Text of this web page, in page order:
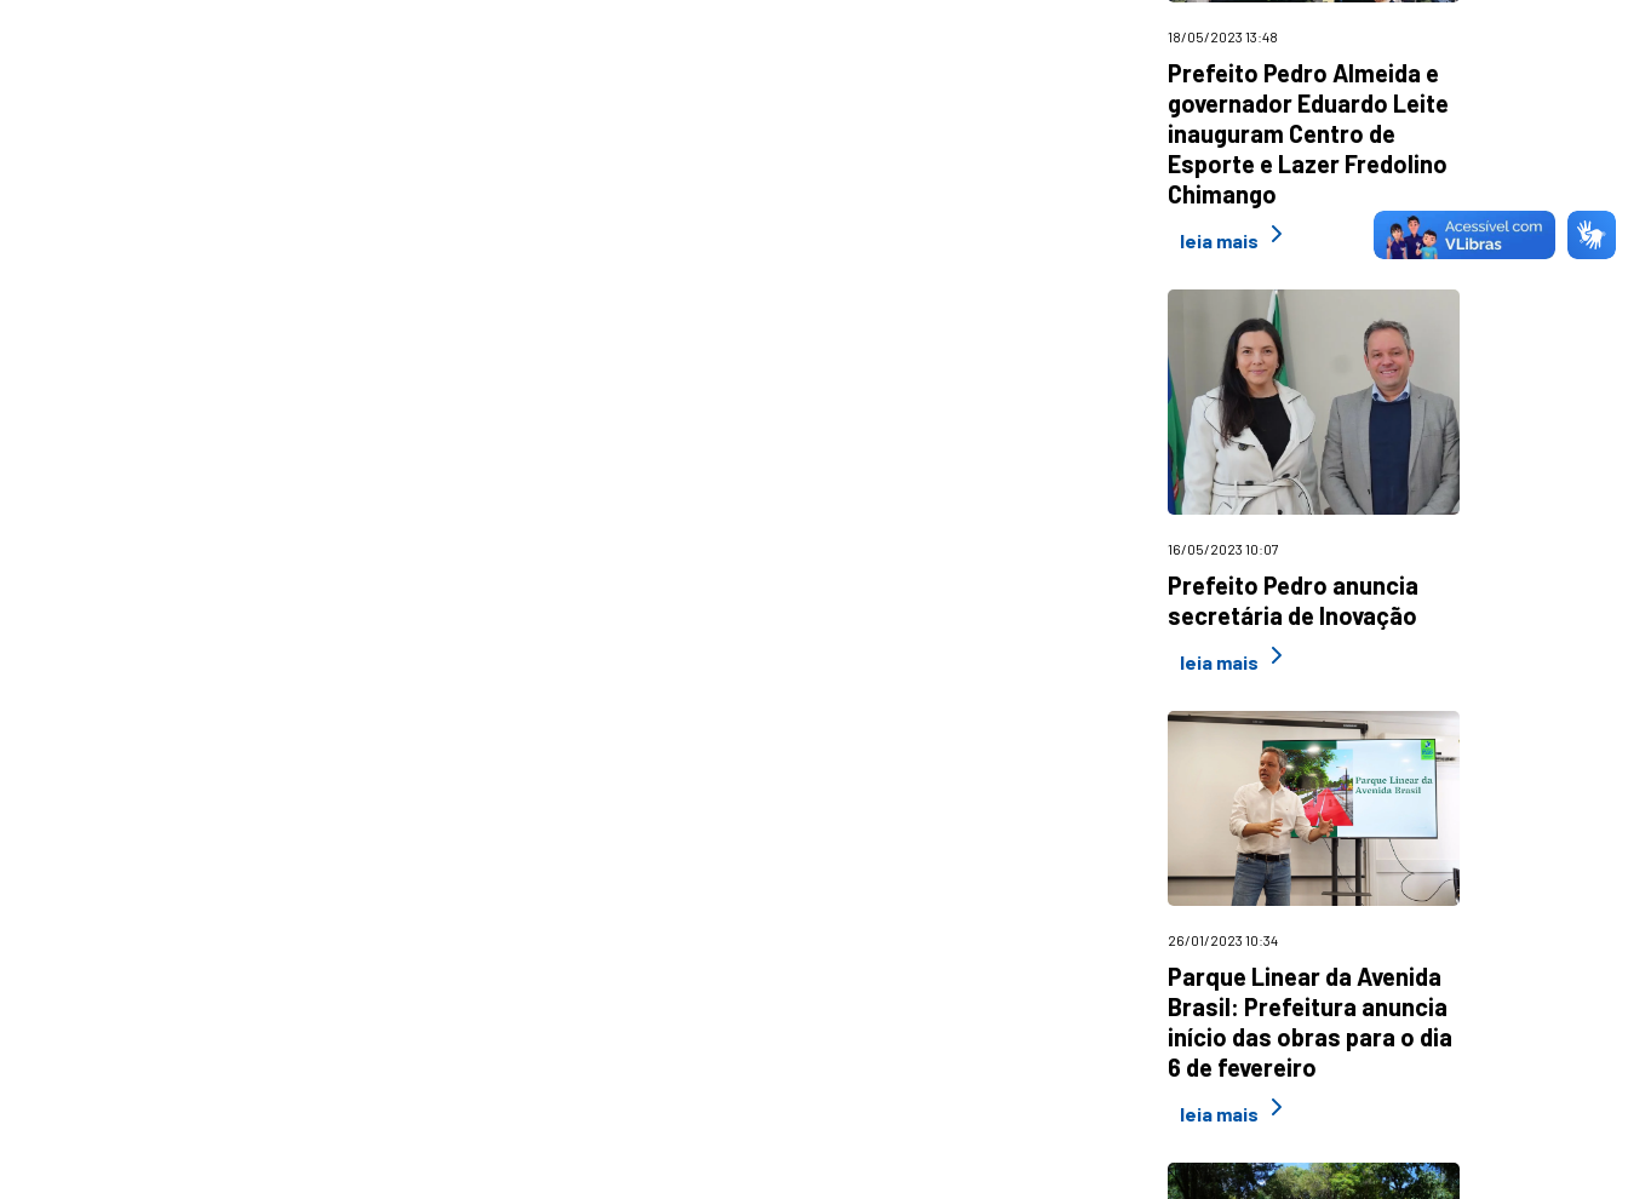
18/05/2023 13:48
Prefeito Pedro Almeida e
governador Eduardo Leite
inauguram Centro de
Esporte e Lazer Fredolino
Chimango
leia mais
16/05/2023 10:07
Prefeito Pedro anuncia
secretária de Inovação
leia mais
26/01/2023 10:34
Parque Linear da Avenida
Brasil: Prefeitura anuncia
início das obras para o dia
6 de fevereiro
leia mais